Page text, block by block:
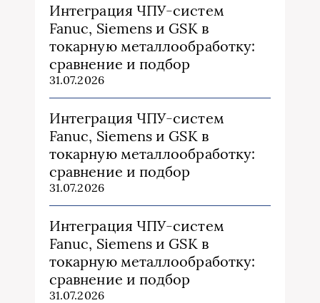
Интеграция ЧПУ-систем
Fanuc, Siemens и GSK в
токарную металлообработку:
сравнение и подбор
31.07.2026
Интеграция ЧПУ-систем
Fanuc, Siemens и GSK в
токарную металлообработку:
сравнение и подбор
31.07.2026
Интеграция ЧПУ-систем
Fanuc, Siemens и GSK в
токарную металлообработку:
сравнение и подбор
31.07.2026